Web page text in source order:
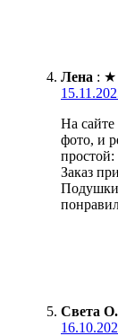
Лена : ★
На сайте
фото, и
простой:
Заказ
Света О.